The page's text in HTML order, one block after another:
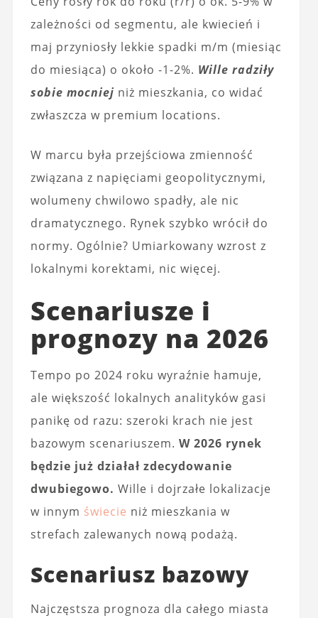
zależności od segmentu, ale kwiecień i
maj przyniosły lekkie spadki m/m (miesiąc
do miesiąca) o około -1-2%. Wille radziły
sobie mocniej niż mieszkania, co widać
zwłaszcza w premium locations.
W marcu była przejściowa zmienność
związana z napięciami geopolitycznymi,
wolumeny chwilowo spadły, ale nic
dramatycznego. Rynek szybko wrócił do
normy. Ogólnie? Umiarkowany wzrost z
lokalnymi korektami, nic więcej.
Scenariusze i
prognozy na 2026
Tempo po 2024 roku wyraźnie hamuje,
ale większość lokalnych analityków gasi
panikę od razu: szeroki krach nie jest
bazowym scenariuszem. W 2026 rynek
będzie już działał zdecydowanie
dwubiegowo. Wille i dojrzałe lokalizacje
w innym świecie niż mieszkania w
strefach zalewanych nową podażą.
Scenariusz bazowy
Najczęstsza prognoza dla całego miasta